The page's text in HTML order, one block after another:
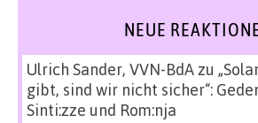
NEUE
Ulrich Sander, VVN-BdAzu
gibt, sind wir nicht sicher“:
Sinti:zze und Rom:nja